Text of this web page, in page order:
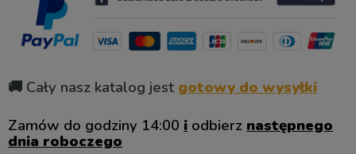
🚚 Cały nasz katalog jest gotowy do wysyłki
Zamów do godziny 14:00 i odbierz następnego
dnia roboczego